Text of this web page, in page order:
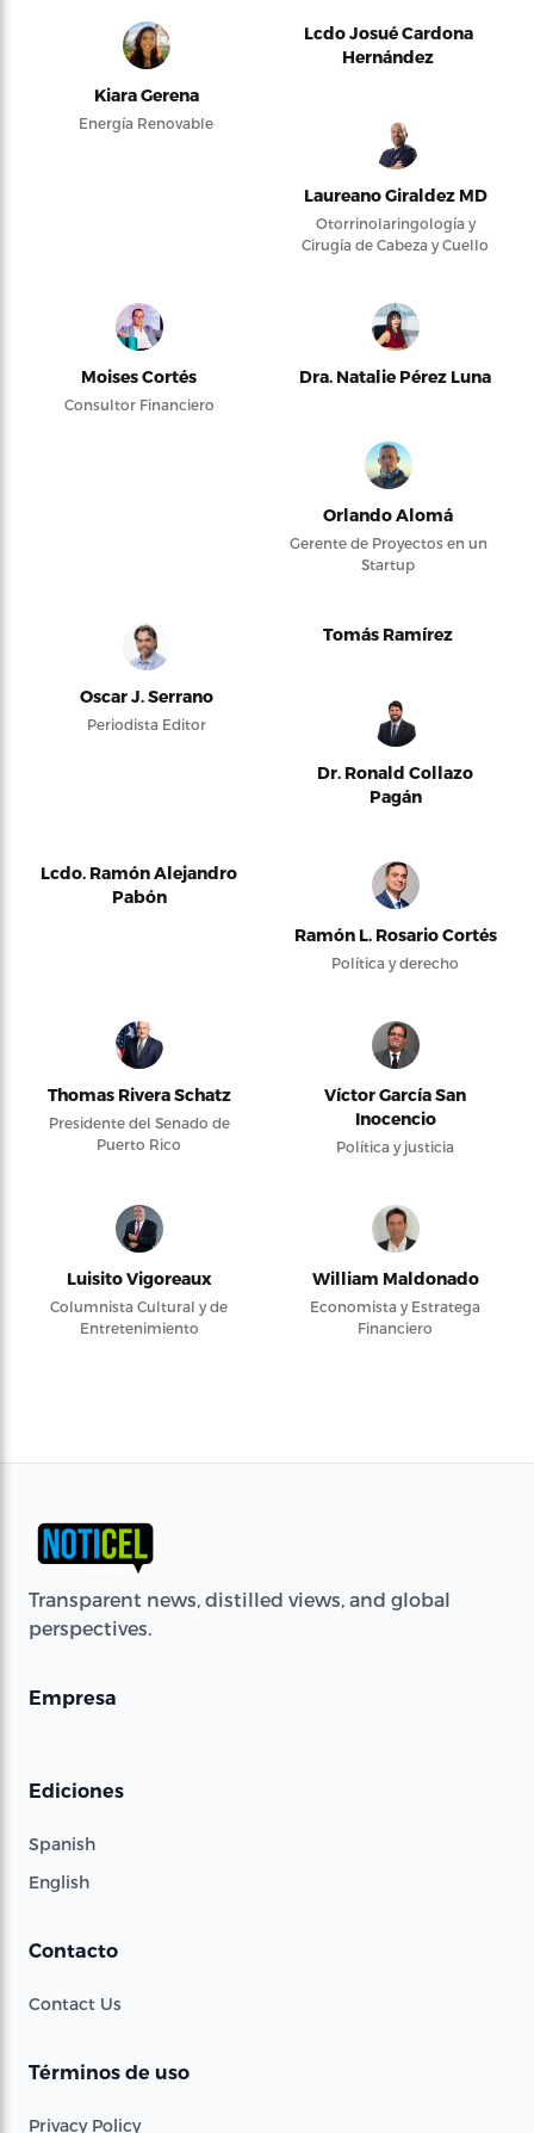
Kiara Gerena
Energía Renovable
Lcdo Josué Cardona
Hernández
Laureano Giraldez MD
Otorrinolaringología y
Cirugía de Cabeza y Cuello
Moises Cortés
Consultor Financiero
Dra. Natalie Pérez Luna
Orlando Alomá
Gerente de Proyectos en un
Startup
Oscar J. Serrano
Periodista Editor
Tomás Ramírez
Dr. Ronald Collazo
Pagán
Lcdo. Ramón Alejandro
Pabón
Ramón L. Rosario Cortés
Política y derecho
Thomas Rivera Schatz
Presidente del Senado de
Puerto Rico
Víctor García San
Inocencio
Política y justicia
Luisito Vigoreaux
Columnista Cultural y de
Entretenimiento
William Maldonado
Economista y Estratega
Financiero
Transparent news, distilled views, and global
perspectives.
Empresa
Ediciones
Spanish
English
Contacto
Contact Us
Términos de uso
Privacy Policy